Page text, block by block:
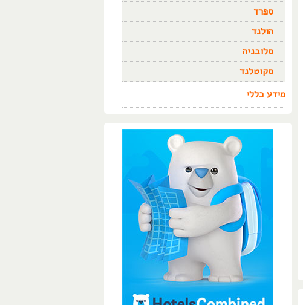
ספרד
הולנד
סלובניה
סקוטלנד
מידע כללי